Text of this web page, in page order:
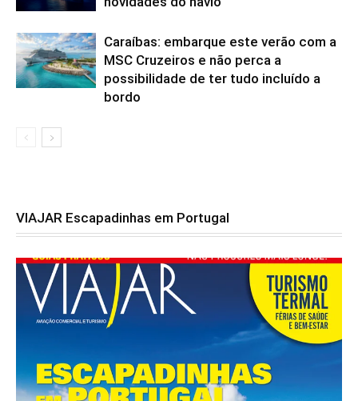
Caraíbas: embarque este verão com a
MSC Cruzeiros e não perca a
possibilidade de ter tudo incluído a
bordo
VIAJAR Escapadinhas em Portugal